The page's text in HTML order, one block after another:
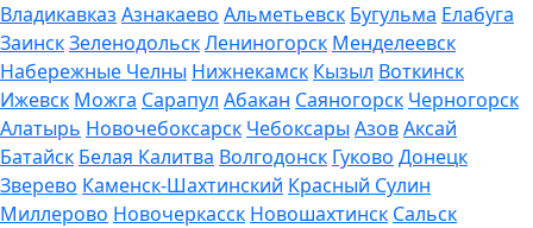
Владикавказ Азнакаево Альметьевск Бугульма Елабуга
ЗаинскЗеленодольскЛениногорск Менделеевск
Набережные Челны Нижнекамск Кызыл Воткинск
Ижевск Можга Сарапул Абакан Саяногорск Черногорск
Алатырь Новочебоксарск Чебоксары АзовАксай
Батайск Белая Калитва Волгодонск Гуково Донецк
Зверево Каменск-Шахтинский Красный Сулин
Миллерово Новочеркасск Новошахтинск Сальск